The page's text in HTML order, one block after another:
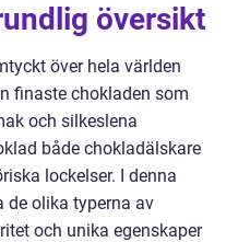
översikt
över hela världen
finaste chokladen som
och silkeslena
både chokladälskare
lockelser. I denna
de olika typerna av
och unika egenskaper